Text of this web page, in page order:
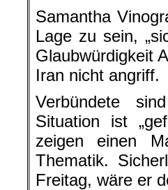
Samantha
Lage zu sein,
Glaubwürdigkeit
Iran nicht angriff.
Verbündete
Situation ist
zeigen einen
Thematik.
Freitag, wäre er